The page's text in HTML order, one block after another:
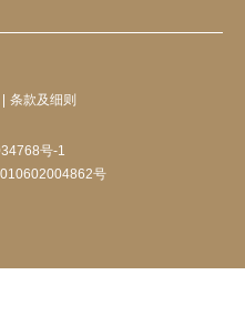
条款及细则
号-1
号